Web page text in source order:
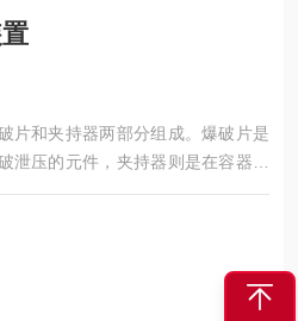
片和夹持器两部分组成。爆破片是
泄压的元件，夹持器则是在容器的
元件。